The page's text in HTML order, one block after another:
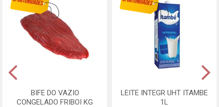
BIFE DO VAZIO
CONGELADO FRIBOI KG
LEITE INTEGR UHT ITAMBE
1L